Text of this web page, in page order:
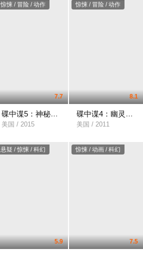
惊悚 / 冒险 / 动作
7.7
碟中谍5：神秘国度
美国 / 2015
惊悚 / 冒险 / 动作
8.1
碟中谍4：幽灵协议
美国 / 2011
悬疑 / 惊悚 / 科幻
5.9
惊悚 / 动画 / 科幻
7.5